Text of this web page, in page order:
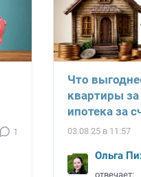
1
Что
квартиры
ипотека за
03.08.25 в 11:57
Ольга
отвечает: